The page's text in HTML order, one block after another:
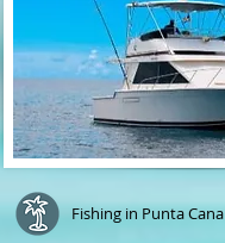
Fishing in Punta Cana